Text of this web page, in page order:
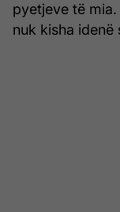
pyetjeve të
nuk kisha idenë